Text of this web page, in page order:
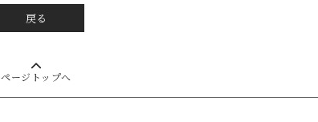
戻る
ページトップへ